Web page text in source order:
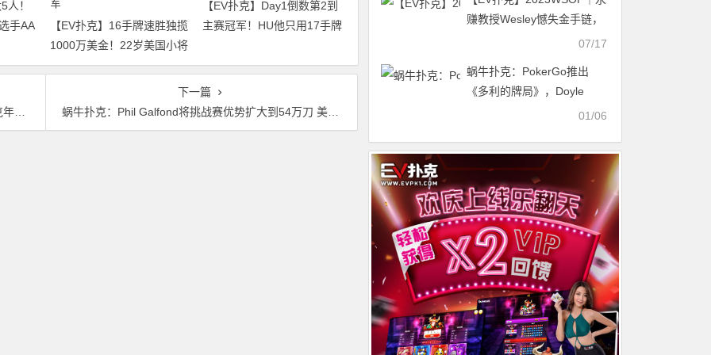
人！
手AA
【EV扑克】16手牌速胜独揽
1000万美金！22岁美国小将
夺得2026年WSOP主赛冠军
【EV扑克】Day1倒数第2到
主赛冠军！HU他只用17手牌
号
下一篇
蜗牛扑克：Phil Galfond将挑战赛优势扩大到54万刀 美高梅解释为什么要收购Entain
赚教授Wesley憾失金手链，
07/17
蜗牛扑克：PokerGo推出
《多利的牌局》，Doyle
Brunson等一众豪客玩家将
01/06